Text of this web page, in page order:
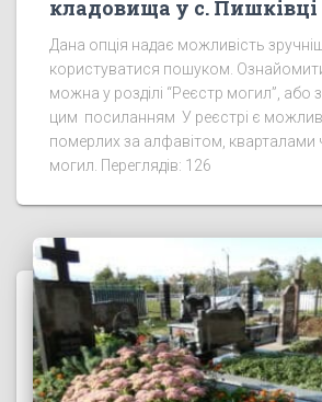
кладовища у с. Пишківці
Дана опція надає можливість
користуватися пошуком.
можна у розділі “Реєстр могил”, або
цим посиланням У реєстрі є
померлих за алфавітом,
могил. Переглядів: 126